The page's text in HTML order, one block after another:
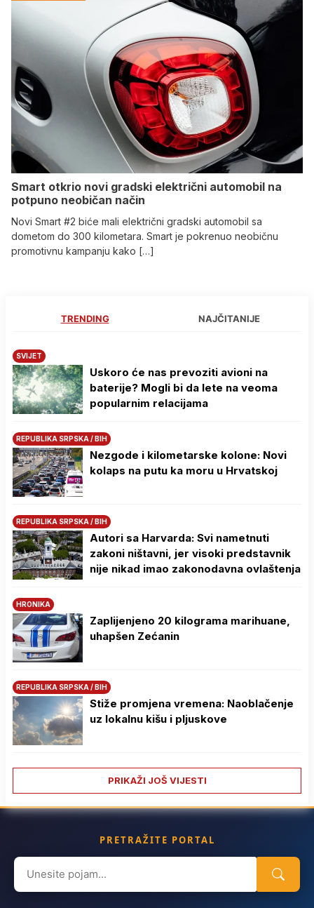
Smart otkrio novi gradski električni automobil na
potpuno neobičan način
Novi Smart #2 biće mali električni gradski automobil sa
dometom do 300 kilometara. Smart je pokrenuo neobičnu
promotivnu kampanju kako […]
TRENDING NAJČITANIJE
SVIJET
Uskoro će nas prevoziti avioni na
baterije? Mogli bi da lete na veoma
popularnim relacijama
REPUBLIKA SRPSKA / BIH
Nezgode i kilometarske kolone: Novi
kolaps na putu ka moru u Hrvatskoj
REPUBLIKA SRPSKA / BIH
Autori sa Harvarda: Svi nametnuti
zakoni ništavni, jer visoki predstavnik
nije nikad imao zakonodavna ovlaštenja
HRONIKA
Zaplijenjeno 20 kilograma marihuane,
uhapšen Zećanin
REPUBLIKA SRPSKA / BIH
Stiže promjena vremena: Naoblačenje
uz lokalnu kišu i pljuskove
PRIKAŽI JOŠ VIJESTI
PRETRAŽITE PORTAL
Search
for: